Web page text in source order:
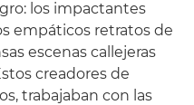
los impactantes
empáticos retratos de
escenas callejeras
creadores de
trabajaban con las